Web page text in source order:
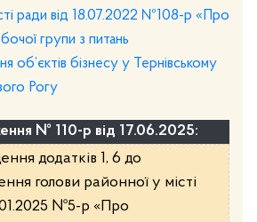
ради від 18.07.2022 №108-р «Про
групи з питань
об’єктів бізнесу у Тернівському
Рогу
№ 110-р від 17.06.2025:
додатків 1, 6 до
голови районної у місті
№5-р «Про